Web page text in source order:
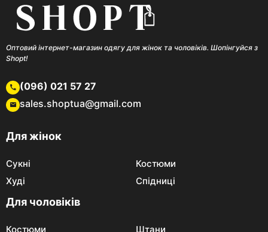
Оптовий інтернет-магазин одягу для жінок та чоловіків. Шопінгуйся з
Shopt!
(096) 021 57 27
sales.shoptua@gmail.com
Для жінок
Сукні
Костюми
Худі
Спідниці
Для чоловіків
Костюми Штани